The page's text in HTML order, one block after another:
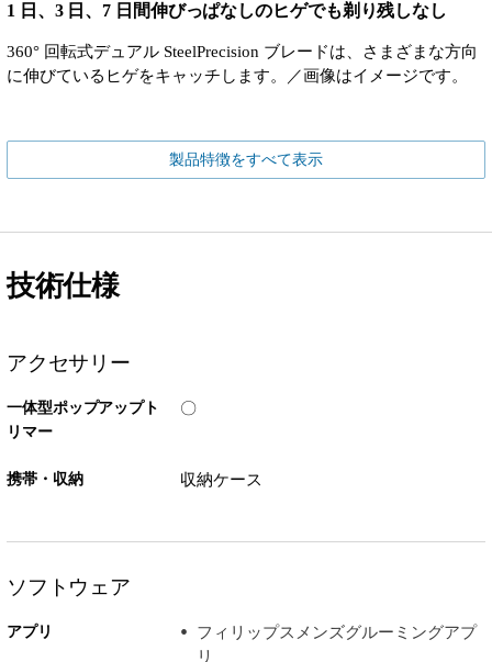
1 日、3 日、7 日間伸びっぱなしのヒゲでも剃り残しなし
360° 回転式デュアル SteelPrecision ブレードは、さまざまな方向
に伸びているヒゲをキャッチします。／画像はイメージです。
製品特徴をすべて表示
技術仕様
アクセサリー
一体型ポップアップト
リマー
〇
携帯・収納 収納ケース
ソフトウェア
アプリ
フィリップスメンズグルーミングアプ
リ